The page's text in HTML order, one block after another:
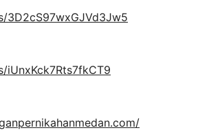
3D2cS97wxGJVd3Jw5